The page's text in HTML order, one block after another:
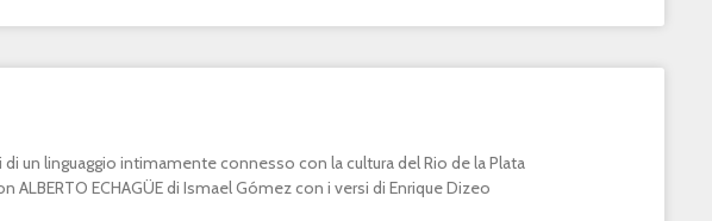
un linguaggio intimamente connesso con la cultura del Rio de la Plata
ALBERTO ECHAGÜE di Ismael Gómez con i versi di Enrique Dizeo